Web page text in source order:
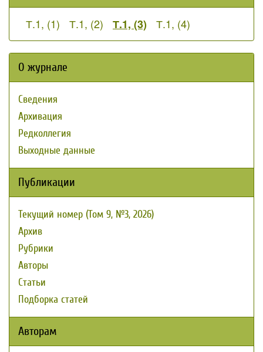
Т.1, (1) Т.1, (2) Т.1, (3) Т.1, (4)
О журнале
Сведения
Архивация
Редколлегия
Выходные данные
Публикации
Текущий номер (Том 9, №3, 2026)
Архив
Рубрики
Авторы
Статьи
Подборка статей
Авторам